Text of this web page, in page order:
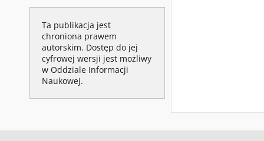
Ta publikacja jest
chroniona prawem
autorskim. Dostęp do jej
cyfrowej wersji jest możliwy
w Oddziale Informacji
Naukowej.